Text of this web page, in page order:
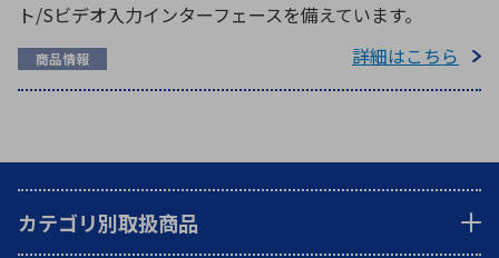
ト/Sビデオ入力インターフェースを備えています。
商品情報 詳細はこちら
カテゴリ別取扱商品